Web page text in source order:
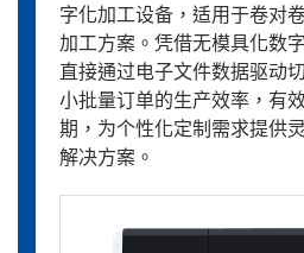
字化加工设备，适用于卷对
加工方案。凭借无模具化数
直接通过电子文件数据驱动
小批量订单的生产效率，有
期，为个性化定制需求提供
解决方案。